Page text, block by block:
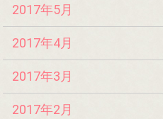
2017年5月
2017年4月
2017年3月
2017年2月